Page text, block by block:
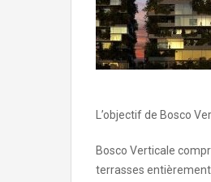
L’objectif de Bosco
Bosco Verticale
terrasses